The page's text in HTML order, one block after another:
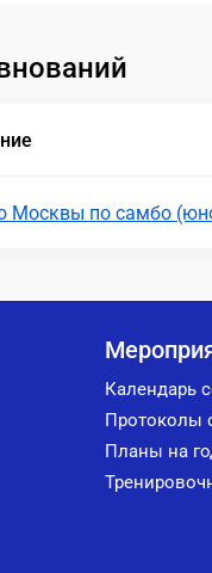
Москвы по самбо
Календарь
Протоколы
Планы на